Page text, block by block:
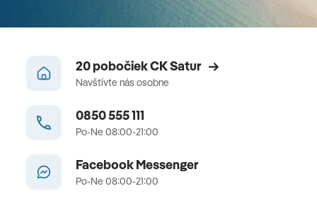
20 pobočiek CK Satur
Navštívte nás osobne
0850 555 111
Po-Ne 08:00-21:00
Facebook Messenger
Po-Ne 08:00-21:00